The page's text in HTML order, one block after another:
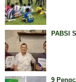
PABSI
9